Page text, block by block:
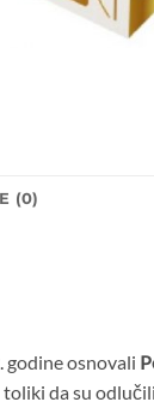
(0)
godine osnovali
toliki da su